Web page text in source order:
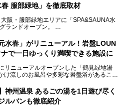
服部緑地」を徹底取材
阪・服部緑地エリアに「SPA&SAUNA水
ランドオープン。
5年の時を経て誕生した本施設は、温泉・
フィットネス・ラウンジ・レストランなど
までの“水春”のイメージをさらに進化させ
の内覧会に参加し、館内のこだわりポイン
種のサウナや160cmの深水風呂、没入感の
、日本最大の台数を誇る最新AIフィットネ
どころ満載の館内を詳しくご紹介します。
水春」がリニューアル！岩盤LOUN
で一日ゆっくり満喫できる施設に
リニューアルオープンした「鶴見緑地湯
け流しのお風呂や多彩な岩盤浴があること
げる場所”としてパワーアップしています。
ルでは、新たに登場した瞑想サウナをはじ
神州温泉 あるごの湯を1日遊び尽く
ルバンも徹底紹介